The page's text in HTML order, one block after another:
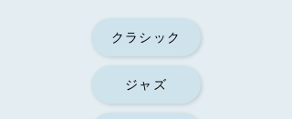
クラシック
ジャズ